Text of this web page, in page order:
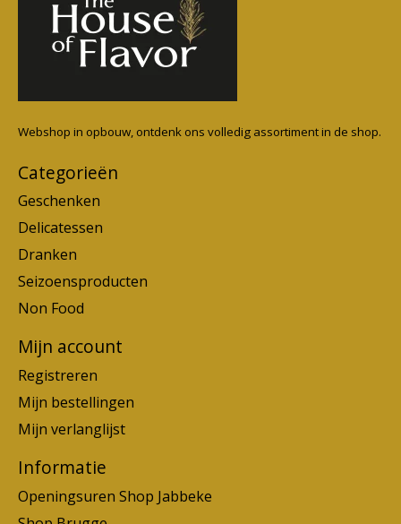
Webshop in opbouw, ontdenk ons volledig assortiment in de shop.
Categorieën
Geschenken
Delicatessen
Dranken
Seizoensproducten
Non Food
Mijn account
Registreren
Mijn bestellingen
Mijn verlanglijst
Informatie
Openingsuren Shop Jabbeke